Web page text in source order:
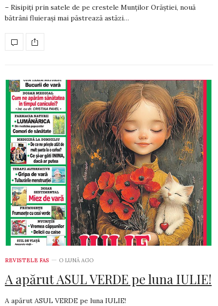
– Risipiţi prin satele de pe crestele Munţilor Orăştiei, nouă
bătrâni fluieraşi mai păstrează astăzi…
REVISTELE FAS O LUNĂ AGO
A apărut ASUL VERDE pe luna IULIE!
A apărut ASUL VERDE pe luna IULIE!